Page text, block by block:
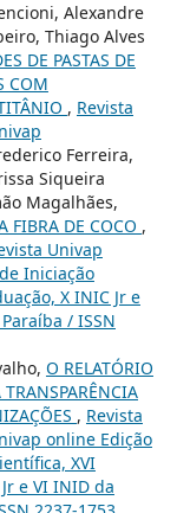
Alexandre
Thiago Alves
DE PASTAS DE
COM
, Revista
Ferreira,
Siqueira
Magalhães,
FIBRA DE COCO ,
Univap
Iniciação
X INIC Jr e
/ ISSN
O RELATÓRIO
, Revista
online Edição
XVI
e VI INID da